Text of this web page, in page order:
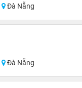
Đà Nẵng
Đà Nẵng